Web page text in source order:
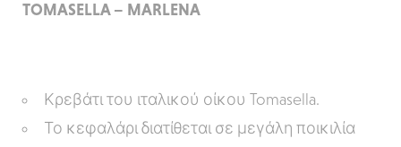
TOMASELLA – MARLENA
Κρεβάτι του ιταλικού οίκου Tomasella.
Το κεφαλάρι διατίθεται σε μεγάλη ποικιλία